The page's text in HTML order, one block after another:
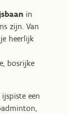
in
zijn. Van
heerlijk
bosrijke
een